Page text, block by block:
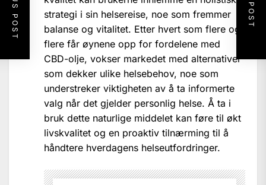
strategi i sin helsereise, noe som fremmer
balanse og vitalitet. Etter hvert som flere og
flere får øynene opp for fordelene med
CBD-olje, vokser markedet med alternativer
som dekker ulike helsebehov, noe som
understreker viktigheten av å ta informerte
valg når det gjelder personlig helse. Å ta i
bruk dette naturlige middelet kan føre til økt
livskvalitet og en proaktiv tilnærming til å
håndtere hverdagens helseutfordringer.